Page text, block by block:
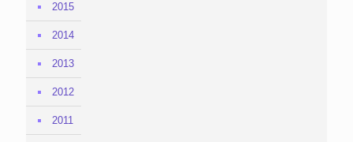
2015
2014
2013
2012
2011